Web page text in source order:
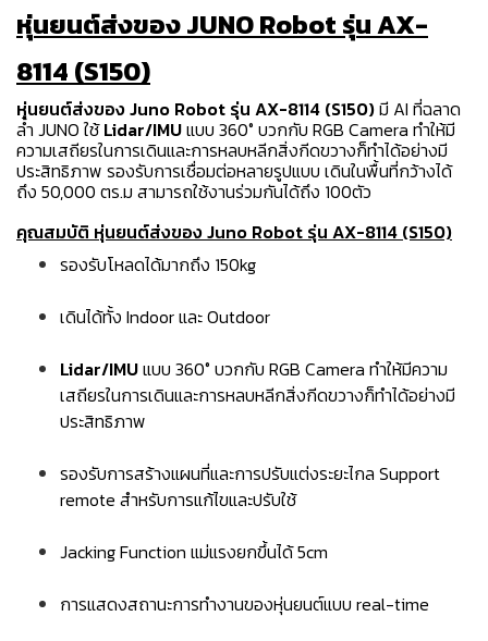
หุ่นยนต์ส่งของ JUNO Robot รุ่น AX-
8114 (S150)
หุ่นยนต์ส่งของ Juno Robot รุ่น AX-8114 (S150)มี AI ที่ฉลาด
ล้ำ JUNO ใช้Lidar/IMUแบบ 360° บวกกับ RGB Camera ทำให้มี
ความเสถียรในการเดินและการหลบหลีกสิ่งกีดขวางก็ทำได้อย่างมี
ประสิทธิภาพ รองรับการเชื่อมต่อหลายรูปแบบ เดินในพื้นที่กว้างได้
ถึง 50,000 ตร.ม สามารถใช้งานร่วมกันได้ถึง 100ตัว
คุณสมบัติ หุ่นยนต์ส่งของ Juno Robot รุ่น AX-8114 (S150)
รองรับโหลดได้มากถึง 150kg
เดินได้ทั้ง Indoor และ Outdoor
Lidar/IMUแบบ 360° บวกกับ RGB Camera ทำให้มีความ
เสถียรในการเดินและการหลบหลีกสิ่งกีดขวางก็ทำได้อย่างมี
ประสิทธิภาพ
รองรับการสร้างแผนที่และการปรับแต่งระยะไกล Support
remote สำหรับการแก้ไขและปรับใช้
Jacking Function แม่แรงยกขึ้นได้ 5cm
การแสดงสถานะการทำงานของหุ่นยนต์แบบ real-time